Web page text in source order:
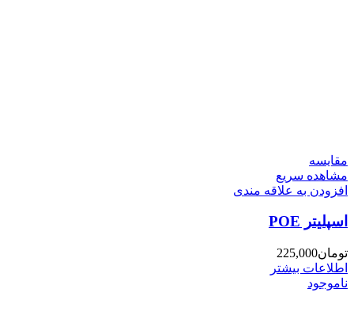
مقایسه
مشاهده سریع
افزودن به علاقه مندی
اسپلیتر POE
تومان225,000
اطلاعات بیشتر
ناموجود